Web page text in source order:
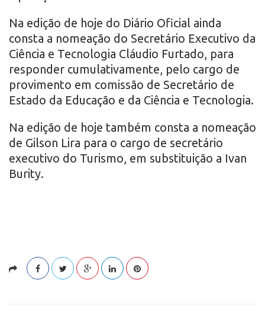
Na edição de hoje do Diário Oficial ainda
consta a nomeação do Secretário Executivo da
Ciência e Tecnologia Cláudio Furtado, para
responder cumulativamente, pelo cargo de
provimento em comissão de Secretário de
Estado da Educação e da Ciência e Tecnologia.
Na edição de hoje também consta a nomeação
de Gilson Lira para o cargo de secretário
executivo do Turismo, em substituição a Ivan
Burity.